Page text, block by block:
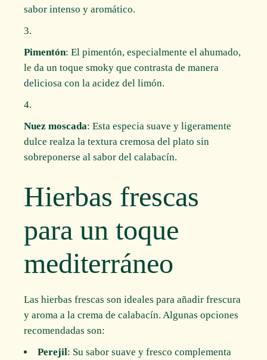
sabor intenso y aromático.
Pimentón: El pimentón, especialmente el ahumado,
le da un toque smoky que contrasta de manera
deliciosa con la acidez del limón.
Nuez moscada: Esta especia suave y ligeramente
dulce realza la textura cremosa del plato sin
sobreponerse al sabor del calabacín.
Hierbas frescas
para un toque
mediterráneo
Las hierbas frescas son ideales para añadir frescura
y aroma a la crema de calabacín. Algunas opciones
recomendadas son:
Perejil: Su sabor suave y fresco complementa